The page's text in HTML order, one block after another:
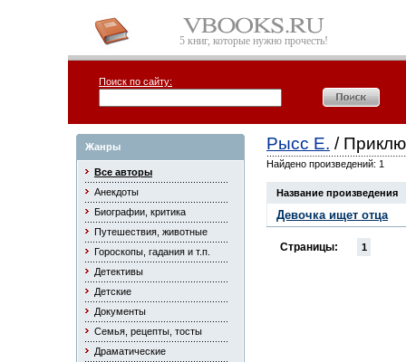
5 книг, которые нужно прочесть!
Поиск по сайту:
Жанры
Все авторы
Анекдоты
Биографии, критика
Путешествия, животные
Гороскопы, гадания и т.п.
Детективы
Детские
Документы
Семья, рецепты, тосты
Драматические
Рысс Е. /
Найдено произведений: 1
Название произведения
Девочка ищет отца
Страницы: 1